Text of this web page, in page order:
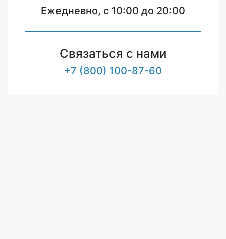
Ежедневно, с 10:00 до 20:00
Связаться с нами
+7 (800) 100-87-60